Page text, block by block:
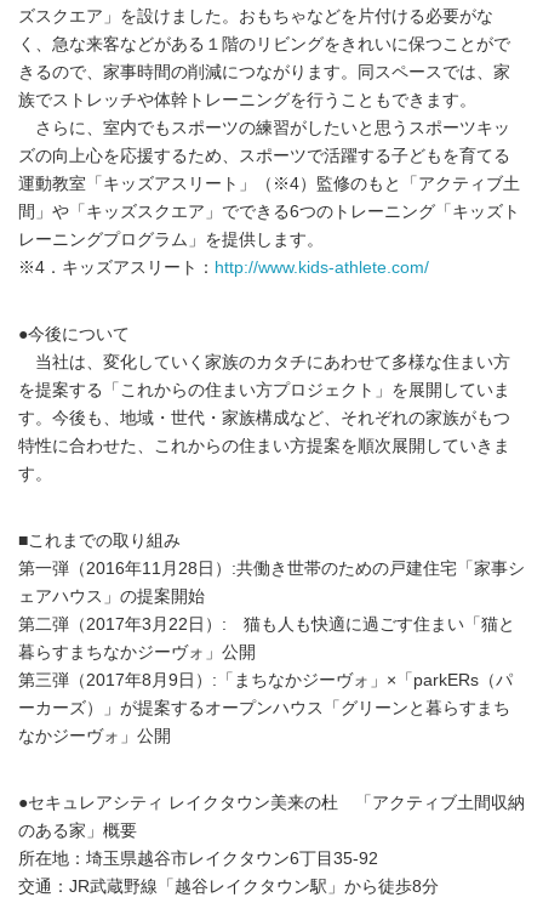
ズスクエア」を設けました。おもちゃなどを片付ける必要がな
く、急な来客などがある１階のリビングをきれいに保つことがで
きるので、家事時間の削減につながります。同スペースでは、家
族でストレッチや体幹トレーニングを行うこともできます。
さらに、室内でもスポーツの練習がしたいと思うスポーツキッ
ズの向上心を応援するため、スポーツで活躍する子どもを育てる
運動教室「キッズアスリート」（※4）監修のもと「アクティブ土
間」や「キッズスクエア」でできる6つのトレーニング「キッズト
レーニングプログラム」を提供します。
※4．キッズアスリート： http://www.kids-athlete.com/
●今後について
当社は、変化していく家族のカタチにあわせて多様な住まい方
を提案する「これからの住まい方プロジェクト」を展開していま
す。今後も、地域・世代・家族構成など、それぞれの家族がもつ
特性に合わせた、これからの住まい方提案を順次展開していきま
す。
■これまでの取り組み
第一弾（2016年11月28日）:共働き世帯のための戸建住宅「家事シ
ェアハウス」の提案開始
第二弾（2017年3月22日）: 猫も人も快適に過ごす住まい「猫と
暮らすまちなかジーヴォ」公開
第三弾（2017年8月9日）:「まちなかジーヴォ」×「parkERs（パ
ーカーズ）」が提案するオープンハウス「グリーンと暮らすまち
なかジーヴォ」公開
●セキュレアシティ レイクタウン美来の杜 「アクティブ土間収納
のある家」概要
所在地：埼玉県越谷市レイクタウン6丁目35-92
交通：JR武蔵野線「越谷レイクタウン駅」から徒歩8分